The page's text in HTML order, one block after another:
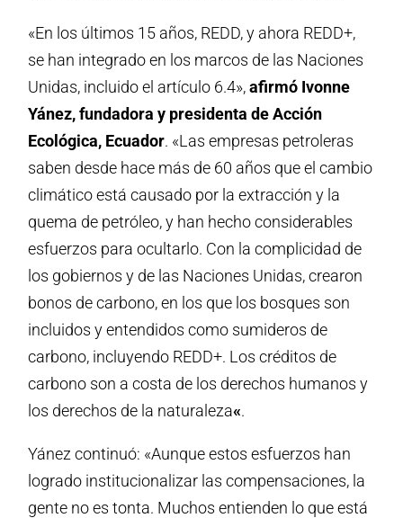
«En los últimos 15 años, REDD, y ahora REDD+,
se han integrado en los marcos de las Naciones
Unidas, incluido el artículo 6.4»,afirmó Ivonne
Yánez, fundadora y presidenta de Acción
Ecológica, Ecuador. «Las empresas petroleras
saben desde hace más de 60 años que el cambio
climático está causado por la extracción y la
quema de petróleo, y han hecho considerables
esfuerzos para ocultarlo. Con la complicidad de
los gobiernos y de las Naciones Unidas, crearon
bonos de carbono, en los que los bosques son
incluidos y entendidos como sumideros de
carbono, incluyendo REDD+. Los créditos de
carbono son a costa de los derechos humanos y
los derechos de la naturaleza«.
Yánez continuó: «Aunque estos esfuerzos han
logrado institucionalizar las compensaciones, la
gente no es tonta. Muchos entienden lo que está